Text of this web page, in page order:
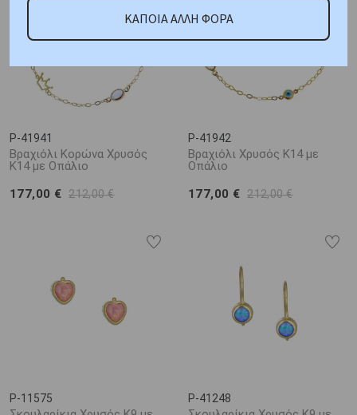
P-41941
Βραχιόλι Κορώνα Χρυσός
Κ14 με Οπάλιο
177,00 € 212,00 €
P-41942
Βραχιόλι Χρυσός Κ14 με
Οπάλιο
177,00 € 212,00 €
P-11575 P-41248
ΚΑΠΟΙΑ ΑΛΛΗ ΦΟΡΑ